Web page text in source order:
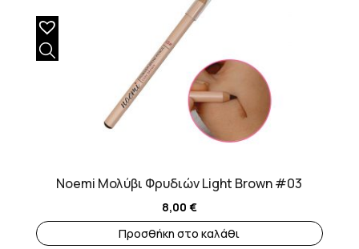
Noemi Μολύβι Φρυδιών Light Brown #03
8,00 €
Προσθήκη στο καλάθι